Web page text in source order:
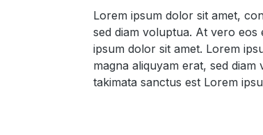
Lorem ipsum dolor sit amet,
sed diam voluptua. At vero
ipsum dolor sit amet. Lorem
magna aliquyam erat, sed
takimata sanctus est Lorem